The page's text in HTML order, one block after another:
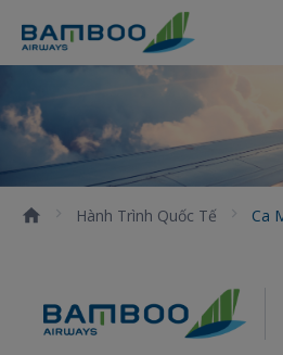
Ca Mau - London
Hành Trình Quốc Tế Ca